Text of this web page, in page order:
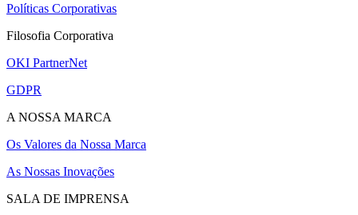
Políticas Corporativas
Filosofia Corporativa
OKI PartnerNet
GDPR
A NOSSA MARCA
Os Valores da Nossa Marca
As Nossas Inovações
SALA DE IMPRENSA